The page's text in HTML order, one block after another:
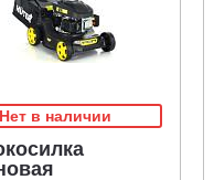
Нет в наличии